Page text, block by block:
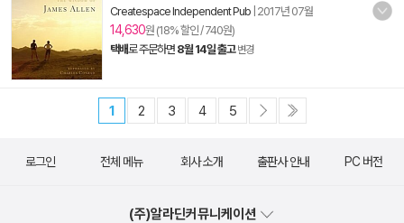
Createspace Independent Pub 2017년 07월
14,630원 (18% 할인 / 740원)
택배로 주문하면 8월 14일 출고 변경
1 2 3 4 5
로그인 전체 메뉴 회사 소개 출판사 안내 PC 버전
(주)알라딘커뮤니케이션